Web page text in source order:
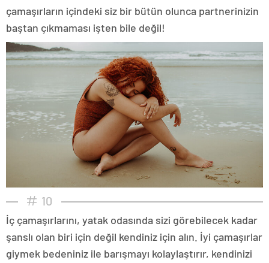
çamaşırların içindeki siz bir bütün olunca partnerinizin
baştan çıkmaması işten bile değil!
10
İç çamaşırlarını, yatak odasında sizi görebilecek kadar
şanslı olan biri için değil kendiniz için alın. İyi çamaşırlar
giymek bedeniniz ile barışmayı kolaylaştırır, kendinizi